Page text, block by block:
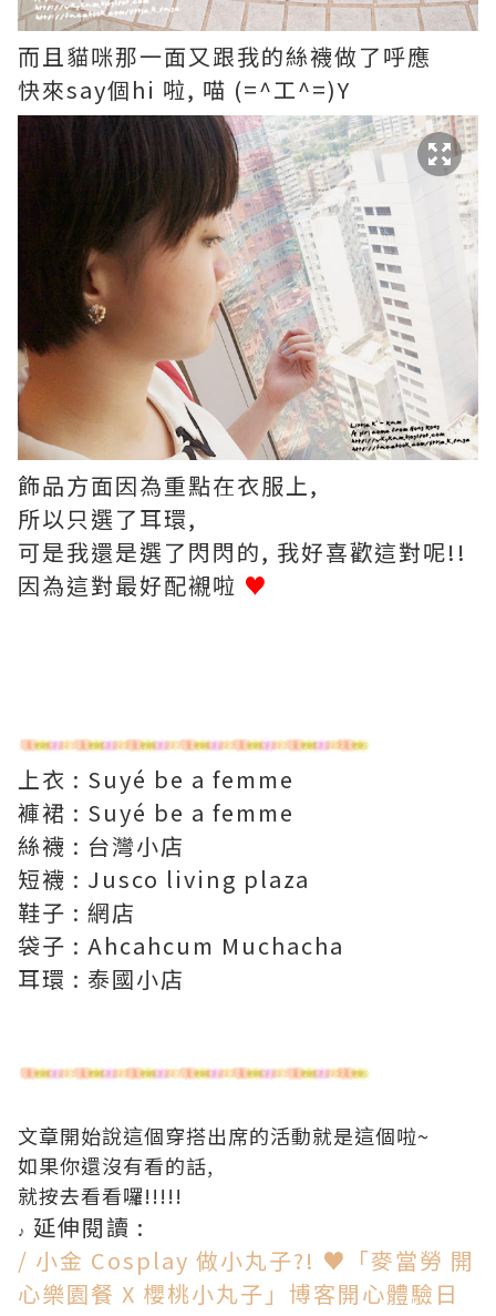
而且貓咪那一面又跟我的絲襪做了呼應
快來say個hi 啦, 喵 (=^工^=)Y
飾品方面因為重點在衣服上,
所以只選了耳環,
可是我還是選了閃閃的, 我好喜歡這對呢!!
因為這對最好配襯啦 ♥
上衣 : Suyé be a femme
褲裙 : Suyé be a femme
絲襪 : 台灣小店
短襪 : Jusco living plaza
鞋子 : 網店
袋子 : Ahcahcum Muchacha
耳環 : 泰國小店
文章開始說這個穿搭出席的活動就是這個啦~
如果你還沒有看的話,
就按去看看囉!!!!!
♪ 延伸閱讀 :
/ 小金 Cosplay 做小丸子?! ♥「麥當勞 開
心樂園餐 X 櫻桃小丸子」博客開心體驗日